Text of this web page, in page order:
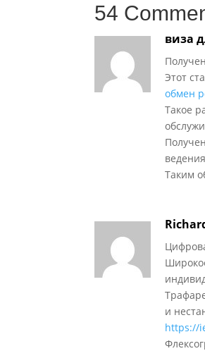
54
виза
Этот
обмен
Такое
Таким
и
https://